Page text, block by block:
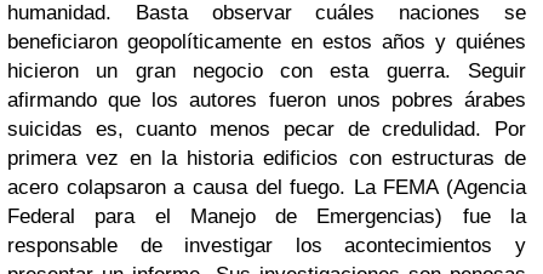
humanidad. Basta observar cuáles naciones se
beneficiaron geopolíticamente en estos años y quiénes
hicieron un gran negocio con esta guerra. Seguir
afirmando que los autores fueron unos pobres árabes
suicidas es, cuanto menos pecar de credulidad.
Por
primera vez en la historia edificios con estructuras de
acero colapsaron a causa del fuego. La FEMA (Agencia
Federal para el Manejo de Emergencias) fue la
responsable de investigar los acontecimientos y